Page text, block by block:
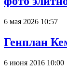
6 мая 2026 10:57
Генплан
6 июня 2016 10:00